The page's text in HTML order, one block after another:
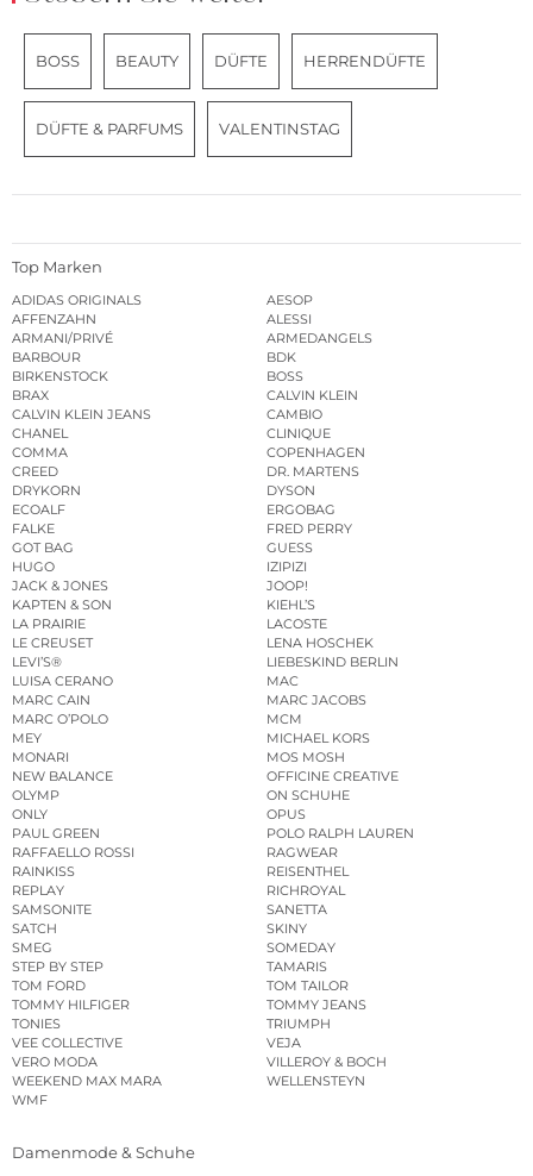
BOSS BEAUTY DÜFTE HERRENDÜFTE
DÜFTE & PARFUMS VALENTINSTAG
Top Marken
ADIDAS ORIGINALS
AESOP
AFFENZAHN
ALESSI
ARMANI/PRIVÉ
ARMEDANGELS
BARBOUR
BDK
BIRKENSTOCK
BOSS
BRAX
CALVIN KLEIN
CALVIN KLEIN JEANS
CAMBIO
CHANEL
CLINIQUE
COMMA
COPENHAGEN
CREED
DR. MARTENS
DRYKORN
DYSON
ECOALF
ERGOBAG
FALKE
FRED PERRY
GOT BAG
GUESS
HUGO
IZIPIZI
JACK & JONES
JOOP!
KAPTEN & SON
KIEHL’S
LA PRAIRIE
LACOSTE
LE CREUSET
LENA HOSCHEK
LEVI’S®
LIEBESKIND BERLIN
LUISA CERANO
MAC
MARC CAIN
MARC JACOBS
MARC O’POLO
MCM
MEY
MICHAEL KORS
MONARI
MOS MOSH
NEW BALANCE
OFFICINE CREATIVE
OLYMP
ON SCHUHE
ONLY
OPUS
PAUL GREEN
POLO RALPH LAUREN
RAFFAELLO ROSSI
RAGWEAR
RAINKISS
REISENTHEL
REPLAY
RICHROYAL
SAMSONITE
SANETTA
SATCH
SKINY
SMEG
SOMEDAY
STEP BY STEP
TAMARIS
TOM FORD
TOM TAILOR
TOMMY HILFIGER
TOMMY JEANS
TONIES
TRIUMPH
VEE COLLECTIVE
VEJA
VERO MODA
VILLEROY & BOCH
WEEKEND MAX MARA
WELLENSTEYN
WMF
Damenmode & Schuhe